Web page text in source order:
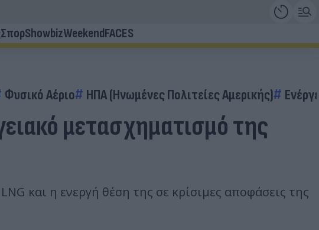
ΣπορShowbizWeekendFACES
Φυσικό Αέριο ΗΠΑ (Ηνωμένες Πολιτείες Αμερικής)
μετασχηματισμό της
και η ενεργή θέση της σε κρίσιμες αποφάσεις της